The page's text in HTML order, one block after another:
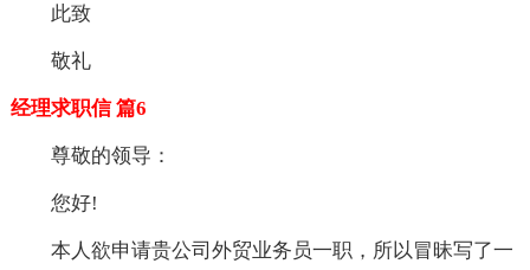
此致
敬礼
经理求职信 篇6
尊敬的领导：
您好!
本人欲申请贵公司外贸业务员一职，所以冒昧写了一